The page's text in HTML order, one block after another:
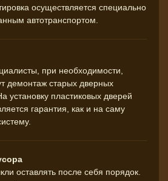
осуществляется специально
автотранспортом.
при необходимости,
демонтаж старых дверных
установку пластиковых дверей
гарантия, как и на саму
оставлять после себя порядок.